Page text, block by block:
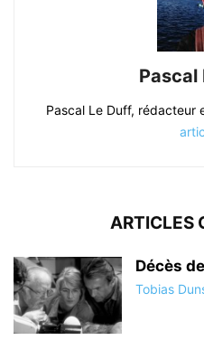
Pascal
Pascal Le Duff, rédacteur
ARTICLES
Décès
Tobias